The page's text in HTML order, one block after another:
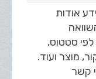
אודות
סטטוס,
מוצר ועוד.
קשר